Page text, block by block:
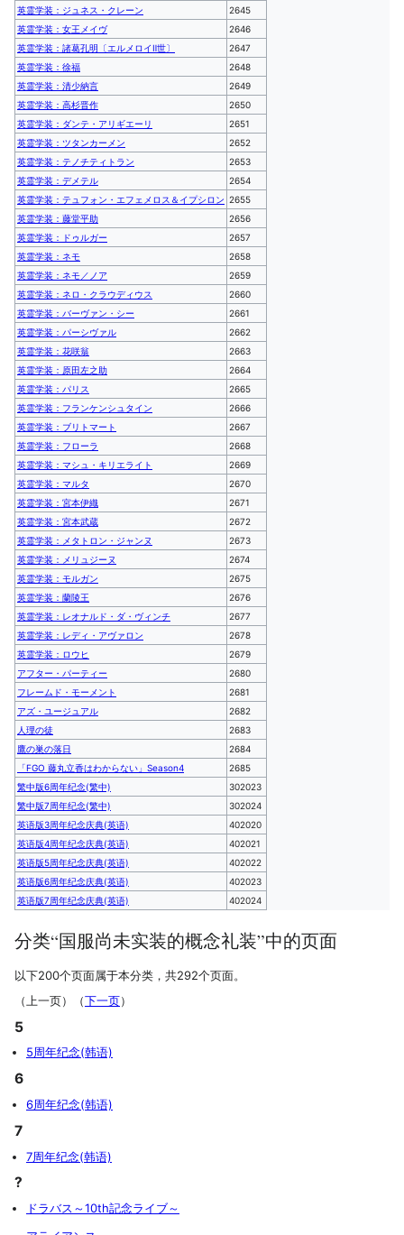
英霊学装：ジュネス・クレーン
2645
英霊学装：女王メイヴ
2646
英霊学装：諸葛孔明〔エルメロイⅡ世〕
2647
英霊学装：徐福
2648
英霊学装：清少納言
2649
英霊学装：高杉晋作
2650
英霊学装：ダンテ・アリギエーリ
2651
英霊学装：ツタンカーメン
2652
英霊学装：テノチティトラン
2653
英霊学装：デメテル
2654
英霊学装：テュフォン・エフェメロス＆イプシロン 2655
英霊学装：藤堂平助
2656
英霊学装：ドゥルガー
2657
英霊学装：ネモ
2658
英霊学装：ネモ／ノア
2659
英霊学装：ネロ・クラウディウス
2660
英霊学装：バーヴァン・シー
2661
英霊学装：パーシヴァル
2662
英霊学装：花咲翁
2663
英霊学装：原田左之助
2664
英霊学装：パリス
2665
英霊学装：フランケンシュタイン
2666
英霊学装：ブリトマート
2667
英霊学装：フローラ
2668
英霊学装：マシュ・キリエライト
2669
英霊学装：マルタ
2670
英霊学装：宮本伊織
2671
英霊学装：宮本武蔵
2672
英霊学装：メタトロン・ジャンヌ
2673
英霊学装：メリュジーヌ
2674
英霊学装：モルガン
2675
英霊学装：蘭陵王
2676
英霊学装：レオナルド・ダ・ヴィンチ
2677
英霊学装：レディ・アヴァロン
2678
英霊学装：ロウヒ
2679
アフター・パーティー
2680
フレームド・モーメント
2681
アズ・ユージュアル
2682
人理の徒
2683
鷹の巣の落日
2684
「FGO 藤丸立香はわからない」Season4
2685
繁中版6周年纪念(繁中)
302023
繁中版7周年纪念(繁中)
302024
英语版3周年纪念庆典(英语)
402020
英语版4周年纪念庆典(英语)
402021
英语版5周年纪念庆典(英语)
402022
英语版6周年纪念庆典(英语)
402023
英语版7周年纪念庆典(英语)
402024
分类“国服尚未实装的概念礼装”中的页面
以下200个页面属于本分类，共292个页面。
（上一页）（下一页）
5
5周年纪念(韩语)
6
6周年纪念(韩语)
7
7周年纪念(韩语)
?
ドラバス～10th記念ライブ～